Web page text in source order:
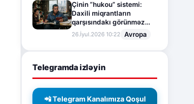
Çinin “hukou” sistemi:
Daxili miqrantların
qarşısındakı görünməz
sədd
26.İyul.2026 10:22 Avropa
Telegramda izləyin
📲 Telegram Kanalımıza Qoşul